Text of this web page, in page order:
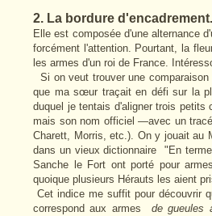
2. La bordure d'encadrement.
Elle est composée d'une alternance
forcément l'attention. Pourtant, la
les armes d'un roi de France.
Si on veut trouver une
que ma sœur traçait en défi sur la
duquel je tentais d'aligner trois petits
mais son nom officiel —avec un
Charett, Morris, etc.). On y jouait au
dans un vieux dictionnaire "En
Sanche le Fort ont porté pour
quoique plusieurs Hérauts les aient
Cet indice me suffit pour découvrir
correspond aux armes
de gueules